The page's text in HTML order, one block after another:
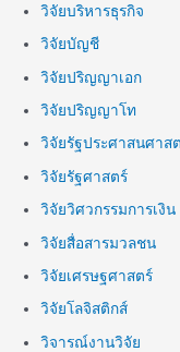
วิจัยบริหารธุรกิจ
วิจัยบัญชี
วิจัยปริญญาเอก
วิจัยปริญญาโท
วิจัยรัฐประศาสนศาส
วิจัยรัฐศาสตร์
วิจัยวิศวกรรมการเงิน
วิจัยสื่อสารมวลชน
วิจัยเศรษฐศาสตร์
วิจัยโลจิสติกส์
วิจารณ์งานวิจัย